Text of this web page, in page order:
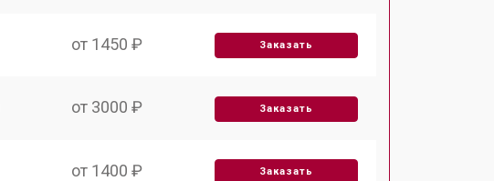
от 1450 ₽ Заказать
от 3000 ₽ Заказать
от 1400 ₽ Заказать